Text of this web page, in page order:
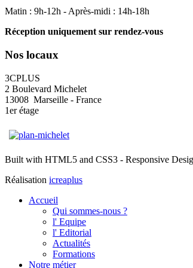
Matin : 9h-12h - Après-midi : 14h-18h
Réception uniquement sur rendez-vous
Nos locaux
3CPLUS
2 Boulevard Michelet
13008 Marseille - France
1er étage
Built with HTML5 and CSS3 - Responsive
Réalisation icreaplus
Accueil
Qui sommes-nous ?
l' Equipe
l' Editorial
Actualités
Formations
Notre métier